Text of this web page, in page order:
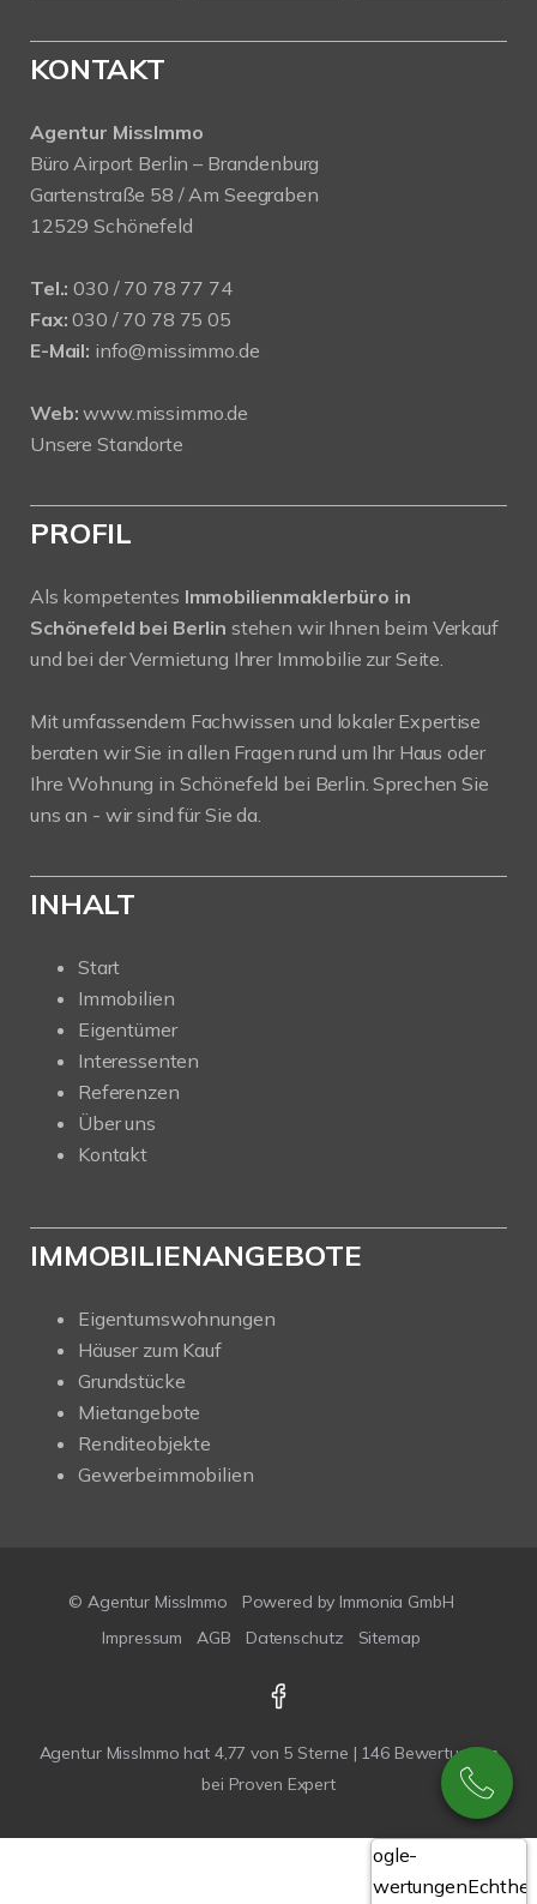
KONTAKT
Agentur MissImmo
Büro Airport Berlin – Brandenburg
Gartenstraße 58 / Am Seegraben
12529 Schönefeld
Tel.: 030 / 70 78 77 74
Fax: 030 / 70 78 75 05
E-Mail: info@missimmo.de
Web: www.missimmo.de
Unsere Standorte
PROFIL
Als kompetentes Immobilienmaklerbüro in
Schönefeld bei Berlin stehen wir Ihnen beim Verkauf
und bei der Vermietung Ihrer Immobilie zur Seite.
Mit umfassendem Fachwissen und lokaler Expertise
beraten wir Sie in allen Fragen rund um Ihr Haus oder
Ihre Wohnung in Schönefeld bei Berlin. Sprechen Sie
uns an - wir sind für Sie da.
INHALT
Start
Immobilien
Eigentümer
Interessenten
Referenzen
Über uns
Kontakt
IMMOBILIENANGEBOTE
Eigentumswohnungen
Häuser zum Kauf
Grundstücke
Mietangebote
Renditeobjekte
Gewerbeimmobilien
© Agentur MissImmo Powered by Immonia GmbH
Impressum
AGB Datenschutz Sitemap
Agentur MissImmo hat 4,77 von 5 Sterne | 146Bewertungen
bei Proven Expert
Google-
Bewertungen